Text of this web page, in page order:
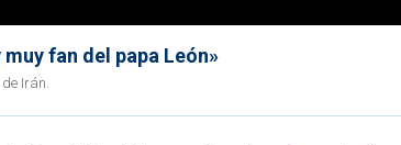
fan del papa León»
Irán.